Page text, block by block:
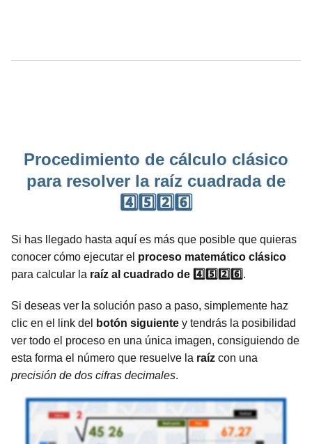
Procedimiento de cálculo clásico
para resolver la raíz cuadrada de
4️⃣5️⃣2️⃣6️⃣
Si has llegado hasta aquí es más que posible que quieras
conocer cómo ejecutar el proceso matemático clásico
para calcular la raíz al cuadrado de 4️⃣5️⃣2️⃣6️⃣ .
Si deseas ver la solución paso a paso, simplemente haz
clic en el link del
botón siguiente y tendrás la posibilidad
ver todo el proceso en una única imagen, consiguiendo de
esta forma el número que resuelve la raíz con una
precisión de dos cifras decimales.